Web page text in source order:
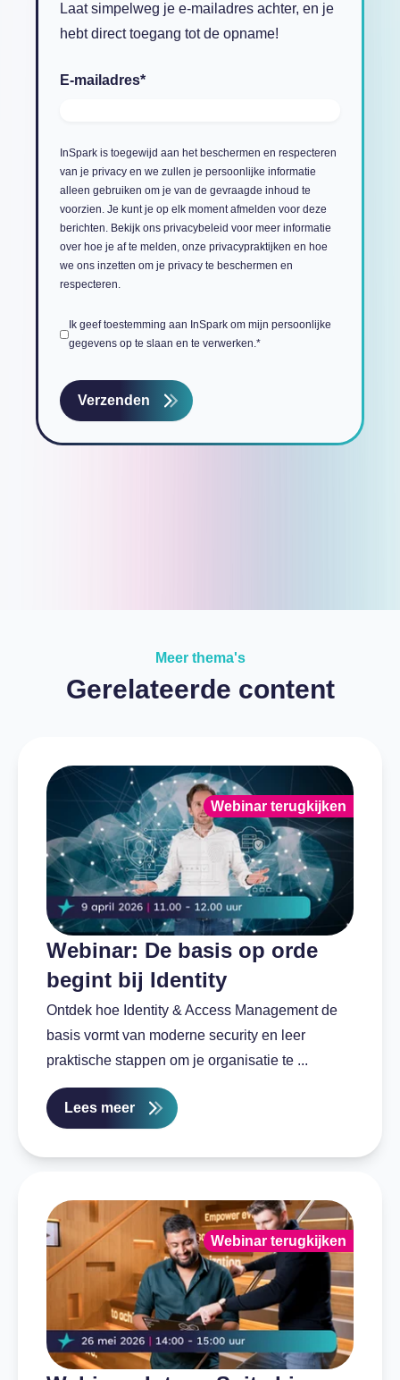
Laat simpelweg je e-mailadres achter, en je
hebt direct toegang tot de opname!
E-mailadres*
InSpark is toegewijd aan het beschermen en respecteren
van je privacy en we zullen je persoonlijke informatie
alleen gebruiken om je van de gevraagde inhoud te
voorzien. Je kunt je op elk moment afmelden voor deze
berichten. Bekijk ons privacybeleid voor meer informatie
over hoe je af te melden, onze privacypraktijken en hoe
we ons inzetten om je privacy te beschermen en
respecteren.
Ik geef toestemming aan InSpark om mijn persoonlijke
gegevens op te slaan en te verwerken.*
Meer thema's
Gerelateerde content
Webinar: De basis op orde
begint bij Identity
Ontdek hoe Identity & Access Management de
basis vormt van moderne security en leer
praktische stappen om je organisatie te ...
Lees meer
Webinar terugkijken
Webinar terugkijken